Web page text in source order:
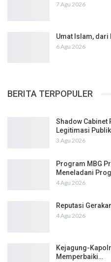
7 Agu 2026
Umat Islam,
6 Agu 2026
BERITA TERPOPULER
Shadow
Legitimasi Publik
3 Agu 2026
Program MBG
Meneladani
4 Agu 2026
Reputasi
4 Agu 2026
Kejagung-
Memperbaiki…